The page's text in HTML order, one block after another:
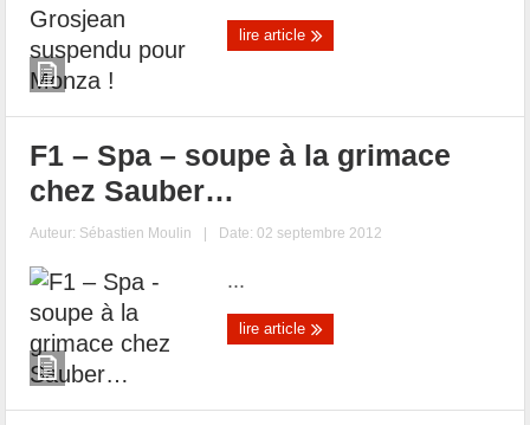
lire article
F1 – Spa – soupe à la grimace
chez Sauber…
Auteur: Sébastien Moulin | Date: 02 septembre 2012
...
lire article